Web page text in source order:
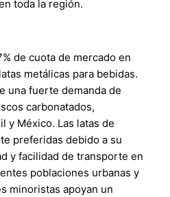
toda la región.
de cuota de mercado en
metálicas para bebidas.
una fuerte demanda de
carbonatados,
y México. Las latas de
preferidas debido a su
y facilidad de transporte en
poblaciones urbanas y
minoristas apoyan un